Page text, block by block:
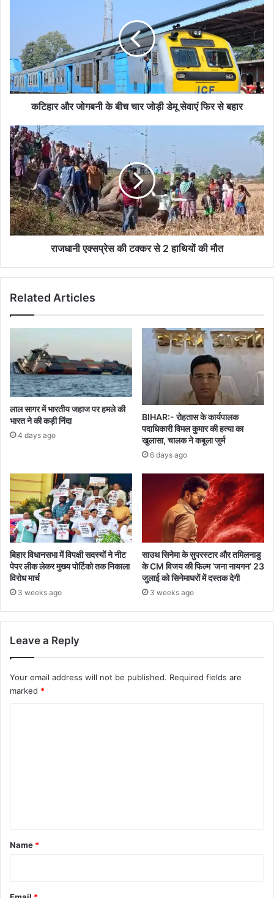
चार
जोड़ी
डेमू
सेवाएं
बहार
कटिहार और जोगबनी के बीच चार जोड़ी डेमू सेवाएं फिर से बहार
राजधानी
एक्सप्रेस
की
टक्कर
से
2
हाथियों
की
मौत
राजधानी एक्सप्रेस की टक्कर से 2 हाथियों की मौत
Related Articles
लाल सागर में भारतीय जहाज पर हमले की
भारत ने की कड़ी निंदा
4 days ago
BIHAR:- रोहतास के कार्यपालक
पदाधिकारी विमल कुमार की हत्या का
खुलासा, चालक ने कबूला जुर्म
6 days ago
बिहार विधानसभा में विपक्षी सदस्यों ने नीट
पेपर लीक लेकर मुख्य पोर्टिको तक निकाला
विरोध मार्च
3 weeks ago
साउथ सिनेमा के सुपरस्टार और तमिलनाडु
के CM विजय की फिल्म ‘जना नायगन’ 23
जुलाई को सिनेमाघरों में दस्तक देगी
3 weeks ago
Leave a Reply
Your email address will not be published. Required fields are
marked *
*
Name *